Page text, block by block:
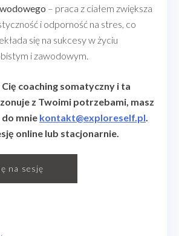
– praca z ciałem zwiększa
i odporność na stres, co
się na sukcesy w życiu
i zawodowym.
Cię coaching somatyczny i ta
z Twoimi potrzebami, masz
mnie kontakt@exploreself.pl
online lub stacjonarnie.
na sesję